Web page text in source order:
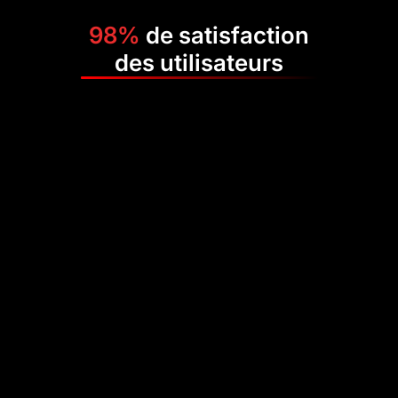
98% de satisfaction
des utilisateurs